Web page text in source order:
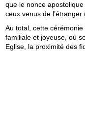
que le nonce
ceux venus de
Au total, cette
familiale et joyeuse, où
Eglise, la proximité des